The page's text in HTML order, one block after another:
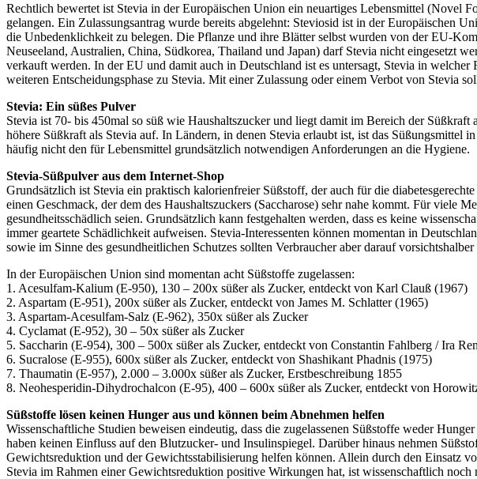
Rechtlich bewertet ist Stevia in der Europäischen Union ein neuartiges Lebensmittel (Novel
gelangen. Ein Zulassungsantrag wurde bereits abgelehnt: Steviosid ist in der Europäischen
die Unbedenklichkeit zu belegen. Die Pflanze und ihre Blätter selbst wurden von der EU-
Neuseeland, Australien, China, Südkorea, Thailand und Japan) darf Stevia nicht eingesetzt
verkauft werden. In der EU und damit auch in Deutschland ist es untersagt, Stevia in
weiteren Entscheidungsphase zu Stevia. Mit einer Zulassung oder einem Verbot von Stevia
Stevia: Ein süßes Pulver
Stevia ist 70- bis 450mal so süß wie Haushaltszucker und liegt damit im Bereich der
höhere Süßkraft als Stevia auf. In Ländern, in denen Stevia erlaubt ist, ist das
häufig nicht den für Lebensmittel grundsätzlich notwendigen Anforderungen an die Hygiene.
Stevia-Süßpulver aus dem Internet-Shop
Grundsätzlich ist Stevia ein praktisch kalorienfreier Süßstoff, der auch für die
einen Geschmack, der dem des Haushaltszuckers (Saccharose) sehr nahe kommt. Für viele
gesundheitsschädlich seien. Grundsätzlich kann festgehalten werden, dass es keine
immer geartete Schädlichkeit aufweisen. Stevia-Interessenten können momentan in
sowie im Sinne des gesundheitlichen Schutzes sollten Verbraucher aber darauf
In der Europäischen Union sind momentan acht Süßstoffe zugelassen:
1. Acesulfam-Kalium (E-950), 130 – 200x süßer als Zucker, entdeckt von Karl Clauß (1967)
2. Aspartam (E-951), 200x süßer als Zucker, entdeckt von James M. Schlatter (1965)
3. Aspartam-Acesulfam-Salz (E-962), 350x süßer als Zucker
4. Cyclamat (E-952), 30 – 50x süßer als Zucker
5. Saccharin (E-954), 300 – 500x süßer als Zucker, entdeckt von Constantin Fahlberg / Ira
6. Sucralose (E-955), 600x süßer als Zucker, entdeckt von Shashikant Phadnis (1975)
7. Thaumatin (E-957), 2.000 – 3.000x süßer als Zucker, Erstbeschreibung 1855
8. Neohesperidin-Dihydrochalcon (E-95), 400 – 600x süßer als Zucker, entdeckt von
Süßstoffe lösen keinen Hunger aus und können beim Abnehmen helfen
Wissenschaftliche Studien beweisen eindeutig, dass die zugelassenen Süßstoffe weder
haben keinen Einfluss auf den Blutzucker- und Insulinspiegel. Darüber hinaus nehmen
Gewichtsreduktion und der Gewichtsstabilisierung helfen können. Allein durch den Einsatz
Stevia im Rahmen einer Gewichtsreduktion positive Wirkungen hat, ist wissenschaftlich noch